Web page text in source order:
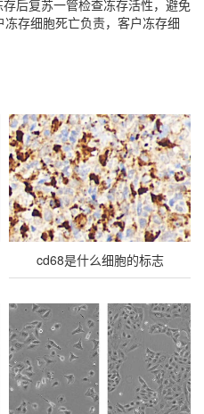
后复苏一管检查冻存活性，避免
存细胞死亡负责，客户冻存细
cd68是什么细胞的标志